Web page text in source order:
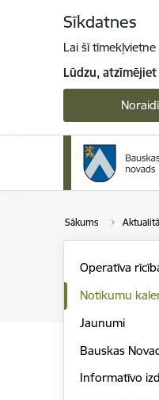
Sīkdatnes
Lai šī
Lūdzu,
Sākums
Operatīva
Notikumu
Jaunumi
Bauskas
Informatīvo